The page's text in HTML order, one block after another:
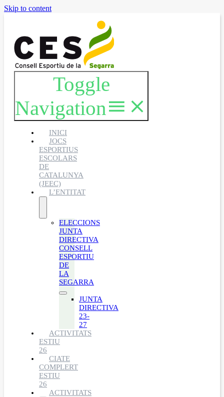
Skip to content
Toggle
Navigation
INICI
JOCS
ESPORTIUS
ESCOLARS
DE
CATALUNYA
(JEEC)
L’ENTITAT
ELECCIONS
JUNTA
DIRECTIVA
CONSELL
ESPORTIU
DE
LA
SEGARRA
JUNTA
DIRECTIVA
23-
27
ACTIVITATS
ESTIU
26
CIATE
COMPLERT
ESTIU
26
ACTIVITATS